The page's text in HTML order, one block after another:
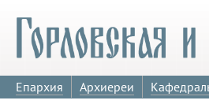
Епархия Архиереи